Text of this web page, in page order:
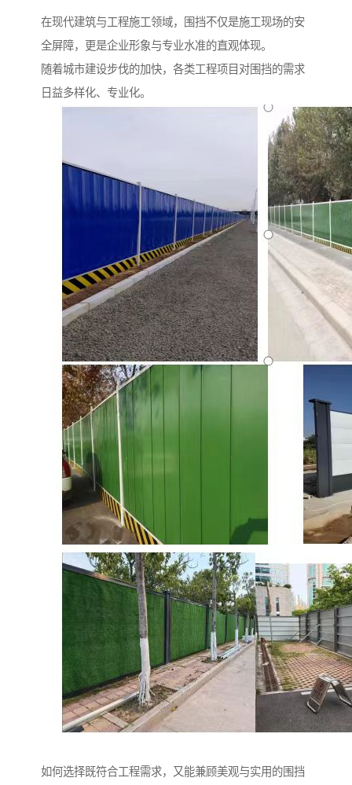
在现代建筑与工程施工领域，围挡不仅是施工现场的安
全屏障，更是企业形象与专业水准的直观体现。
随着城市建设步伐的加快，各类工程项目对围挡的需求
日益多样化、专业化。
如何选择既符合工程需求，又能兼顾美观与实用的围挡